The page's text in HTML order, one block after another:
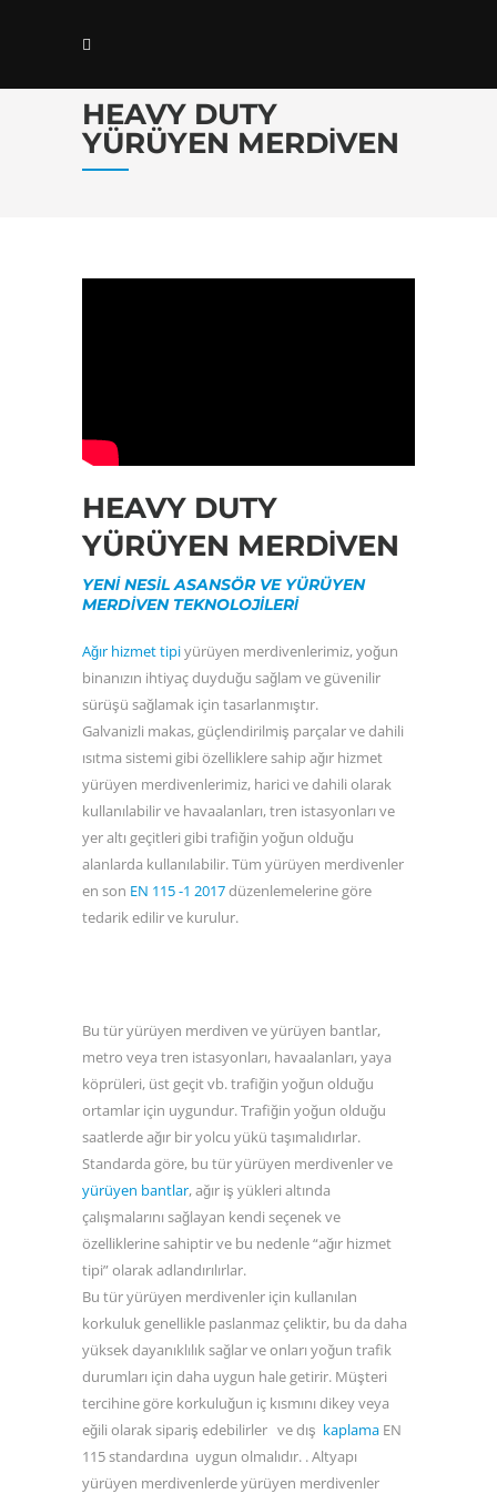
HEAVY DUTY
YÜRÜYEN MERDIVEN
HEAVY DUTY
YÜRÜYEN MERDIVEN
YENI NESIL ASANSÖR VE YÜRÜYEN
MERDIVEN TEKNOLOJILERI
Ağır hizmet tipiyürüyen merdivenlerimiz, yoğun
binanızın ihtiyaç duyduğu sağlam ve güvenilir
sürüşü sağlamak için tasarlanmıştır.
Galvanizli makas, güçlendirilmiş parçalar ve dahili
ısıtma sistemi gibi özelliklere sahip ağır hizmet
yürüyen merdivenlerimiz, harici ve dahili olarak
kullanılabilir ve havaalanları, tren istasyonları ve
yer altı geçitleri gibi trafiğin yoğun olduğu
alanlarda kullanılabilir. Tüm yürüyen merdivenler
en son EN 115 -1 2017düzenlemelerine göre
tedarik edilir ve kurulur.
Bu tür yürüyen merdiven ve yürüyen bantlar,
metro veya tren istasyonları, havaalanları, yaya
köprüleri, üst geçit vb. trafiğin yoğun olduğu
ortamlar için uygundur. Trafiğin yoğun olduğu
saatlerde ağır bir yolcu yükü taşımalıdırlar.
Standarda göre, bu tür yürüyen merdivenler ve
yürüyen bantlar, ağır iş yükleri altında
çalışmalarını sağlayan kendi seçenek ve
özelliklerine sahiptir ve bu nedenle “ağır hizmet
tipi” olarak adlandırılırlar.
Bu tür yürüyen merdivenler için kullanılan
korkuluk genellikle paslanmaz çeliktir, bu da daha
yüksek dayanıklılık sağlar ve onları yoğun trafik
durumları için daha uygun hale getirir. Müşteri
tercihine göre korkuluğun iç kısmını dikey veya
eğili olarak sipariş edebilirler ve dış kaplama EN
115 standardına uygun olmalıdır. . Altyapı
yürüyen merdivenlerde yürüyen merdivenler